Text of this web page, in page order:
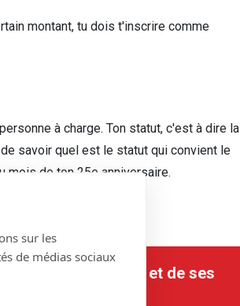
sur les
de médias sociaux
montant, tu dois t'inscrire comme
à charge. Ton statut, c'est à dire la
savoir quel est le statut qui convient le
mois de ton 25e anniversaire.
de notre mutualité et de ses